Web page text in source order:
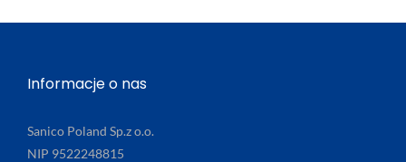
Informacje o nas
Sanico Poland Sp.z o.o.
NIP 9522248815